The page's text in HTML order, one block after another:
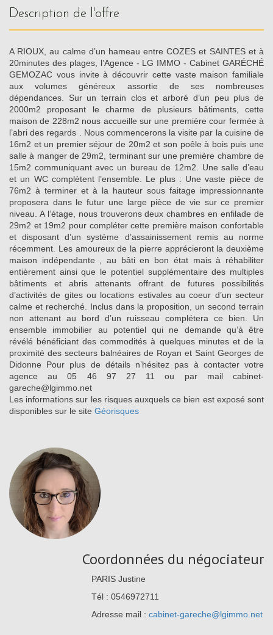
description de l'offre
A RIOUX, au calme d’un hameau entre COZES et SAINTES et à
20minutes des plages, l’Agence - LG IMMO - Cabinet GARÉCHÉ
GEMOZAC vous invite à découvrir cette vaste maison familiale
aux volumes généreux assortie de ses nombreuses
dépendances. Sur un terrain clos et arboré d’un peu plus de
2000m2 proposant le charme de plusieurs bâtiments, cette
maison de 228m2 nous accueille sur une première cour fermée à
l’abri des regards . Nous commencerons la visite par la cuisine de
16m2 et un premier séjour de 20m2 et son poêle à bois puis une
salle à manger de 29m2, terminant sur une première chambre de
15m2 communiquant avec un bureau de 12m2. Une salle d’eau
et un WC complètent l’ensemble. Le plus : Une vaste pièce de
76m2 à terminer et à la hauteur sous faitage impressionnante
proposera dans le futur une large pièce de vie sur ce premier
niveau. A l’étage, nous trouverons deux chambres en enfilade de
29m2 et 19m2 pour compléter cette première maison confortable
et disposant d’un système d’assainissement remis au norme
récemment. Les amoureux de la pierre apprécieront la deuxième
maison indépendante , au bâti en bon état mais à réhabiliter
entièrement ainsi que le potentiel supplémentaire des multiples
bâtiments et abris attenants offrant de futures possibilités
d’activités de gites ou locations estivales au coeur d’un secteur
calme et recherché. Inclus dans la proposition, un second terrain
non attenant au bord d’un ruisseau complétera ce bien. Un
ensemble immobilier au potentiel qui ne demande qu’à être
révélé bénéficiant des commodités à quelques minutes et de la
proximité des secteurs balnéaires de Royan et Saint Georges de
Didonne Pour plus de détails n’hésitez pas à contacter votre
agence au 05 46 97 27 11 ou par mail cabinet-
gareche@lgimmo.net
Les informations sur les risques auxquels ce bien est exposé sont
disponibles sur le site Géorisques
Coordonnées du négociateur
PARIS Justine
Tél : 0546972711
Adresse mail : cabinet-gareche@lgimmo.net